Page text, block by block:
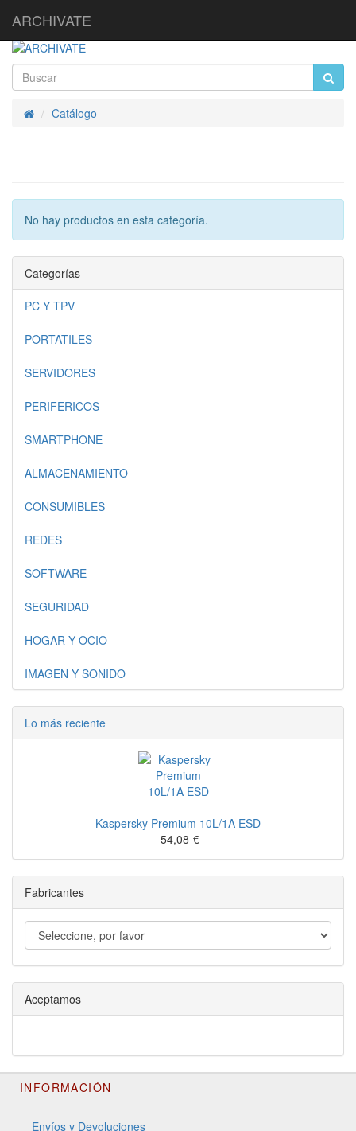
ARCHIVATE
InicioCatálogo
No hay productos en esta categoría.
Categorías
PC Y TPV
PORTATILES
SERVIDORES
PERIFERICOS
SMARTPHONE
ALMACENAMIENTO
CONSUMIBLES
REDES
SOFTWARE
SEGURIDAD
HOGAR Y OCIO
IMAGEN Y SONIDO
Lo más reciente
Kaspersky Premium 10L/1A ESD
54,08 €
Fabricantes
Aceptamos
INFORMACIÓN
Envíos y Devoluciones